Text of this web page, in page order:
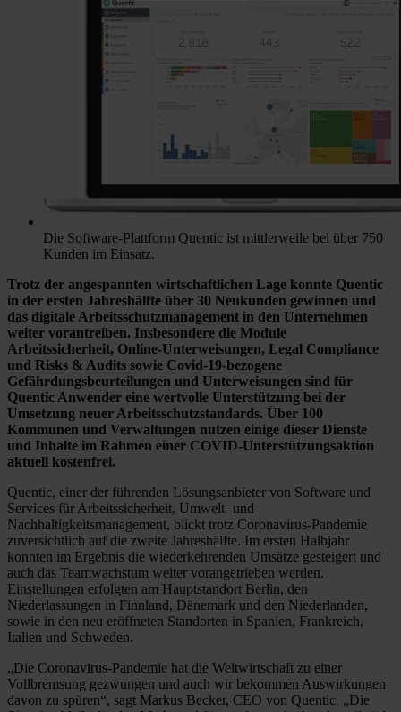
Die Software-Plattform Quentic ist mittlerweile bei über 750
Kunden im Einsatz.
Trotz der angespannten wirtschaftlichen Lage konnte Quentic
in der ersten Jahreshälfte über 30 Neukunden gewinnen und
das digitale Arbeitsschutzmanagement in den Unternehmen
weiter vorantreiben. Insbesondere die Module
Arbeitssicherheit, Online-Unterweisungen, Legal Compliance
und Risks & Audits sowie Covid-19-bezogene
Gefährdungsbeurteilungen und Unterweisungen sind für
Quentic Anwender eine wertvolle Unterstützung bei der
Umsetzung neuer Arbeitsschutzstandards. Über 100
Kommunen und Verwaltungen nutzen einige dieser Dienste
und Inhalte im Rahmen einer COVID-Unterstützungsaktion
aktuell kostenfrei.
Quentic, einer der führenden Lösungsanbieter von Software und
Services für Arbeitssicherheit, Umwelt- und
Nachhaltigkeitsmanagement, blickt trotz Coronavirus-Pandemie
zuversichtlich auf die zweite Jahreshälfte. Im ersten Halbjahr
konnten im Ergebnis die wiederkehrenden Umsätze gesteigert und
auch das Teamwachstum weiter vorangetrieben werden.
Einstellungen erfolgten am Hauptstandort Berlin, den
Niederlassungen in Finnland, Dänemark und den Niederlanden,
sowie in den neu eröffneten Standorten in Spanien, Frankreich,
Italien und Schweden.
„Die Coronavirus-Pandemie hat die Weltwirtschaft zu einer
Vollbremsung gezwungen und auch wir bekommen Auswirkungen
davon zu spüren“, sagt Markus Becker, CEO von Quentic. „Die